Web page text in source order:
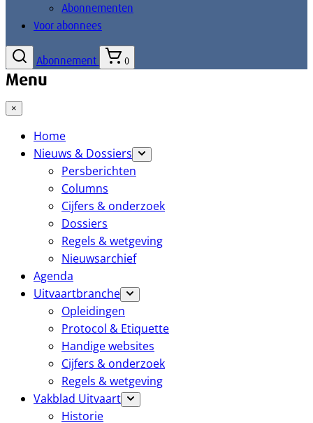
Abonnementen
Voor abonnees
Abonnement 0
Menu
×
Home
Nieuws & Dossiers
Persberichten
Columns
Cijfers & onderzoek
Dossiers
Regels & wetgeving
Nieuwsarchief
Agenda
Uitvaartbranche
Opleidingen
Protocol & Etiquette
Handige websites
Cijfers & onderzoek
Regels & wetgeving
Vakblad Uitvaart
Historie